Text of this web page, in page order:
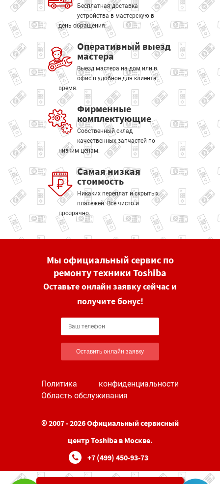
Бесплатная доставка
устройства в мастерскую в
день обращения.
Оперативный выезд
мастера
Выезд мастера на дом или в
офис в удобное для клиента
время.
Фирменные
комплектующие
Собственный склад
качественных запчастей по
низким ценам.
Самая низкая
стоимость
Никаких переплат и скрытых
платежей. Всё чисто и
прозрачно.
Мы официальный сервис по
ремонту техники Toshiba
Оставьте онлайн заявку сейчас и
получите бонус!
Оставить онлайн заявку
Политика конфиденциальности
Область обслуживания
© 2007 - 2026 Официальный сервисный
центр Toshiba в Москве.
+7 (499) 450-93-73